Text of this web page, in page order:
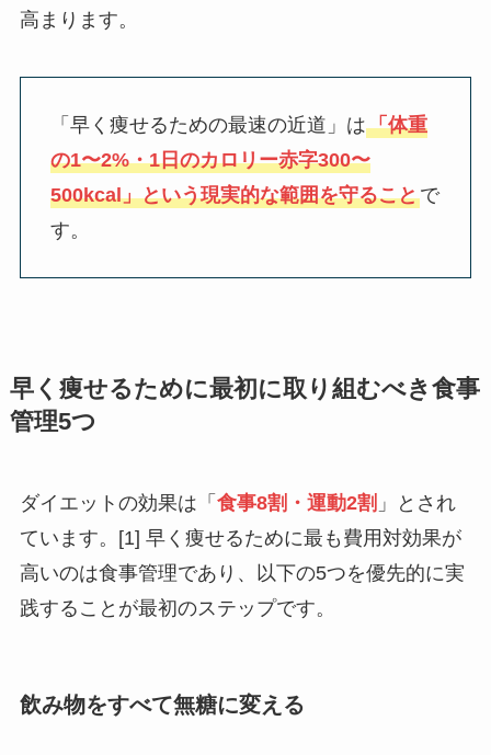
高まります。
「早く痩せるための最速の近道」は「体重
の1〜2%・1日のカロリー赤字300〜
500kcal」という現実的な範囲を守ることで
す。
早く痩せるために最初に取り組むべき食事
管理5つ
ダイエットの効果は「 食事8割・運動2割 」とされ
ています。[1] 早く痩せるために最も費用対効果が
高いのは食事管理であり、以下の5つを優先的に実
践することが最初のステップです。
飲み物をすべて無糖に変える